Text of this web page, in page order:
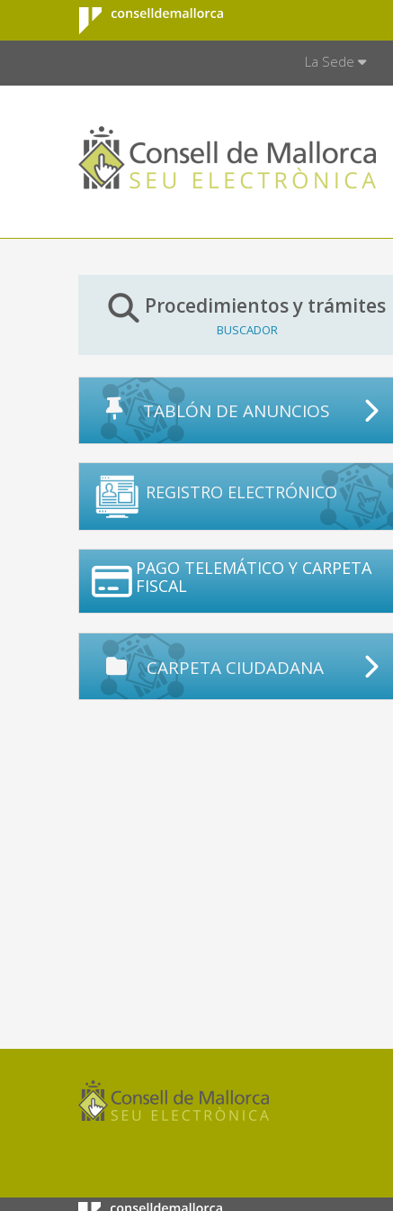
Saltar al contenido principal
Consell de
Mallorca
La Sede
Procedimientos y trámites
BUSCADOR
TABLÓN DE ANUNCIOS
REGISTRO ELECTRÓNICO
PAGO TELEMÁTICO Y CARPETA
FISCAL
CARPETA CIUDADANA